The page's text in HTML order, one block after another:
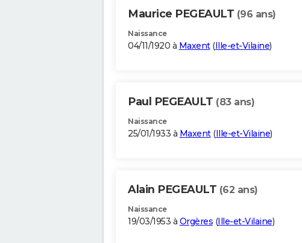
Maurice PEGEAULT (96 ans)
Naissance
04/11/1920 à Maxent(Ille-et-Vilaine)
Paul PEGEAULT (83 ans)
Naissance
25/01/1933 à Maxent(Ille-et-Vilaine)
Alain PEGEAULT (62 ans)
Naissance
19/03/1953 à Orgères (Ille-et-Vilaine)